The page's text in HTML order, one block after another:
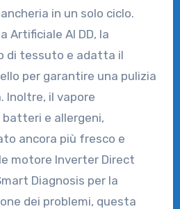
in un solo ciclo.
Artificiale AI DD, la
di tessuto e adatta il
per garantire una pulizia
Inoltre, il vapore
e allergeni,
ancora più fresco e
motore Inverter Direct
Diagnosis per la
dei problemi, questa